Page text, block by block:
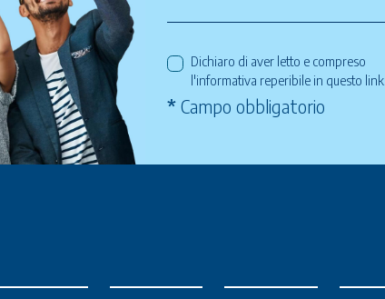
Dichiaro di aver letto e compreso
l'informativa reperibile in questo link
* Campo obbligatorio